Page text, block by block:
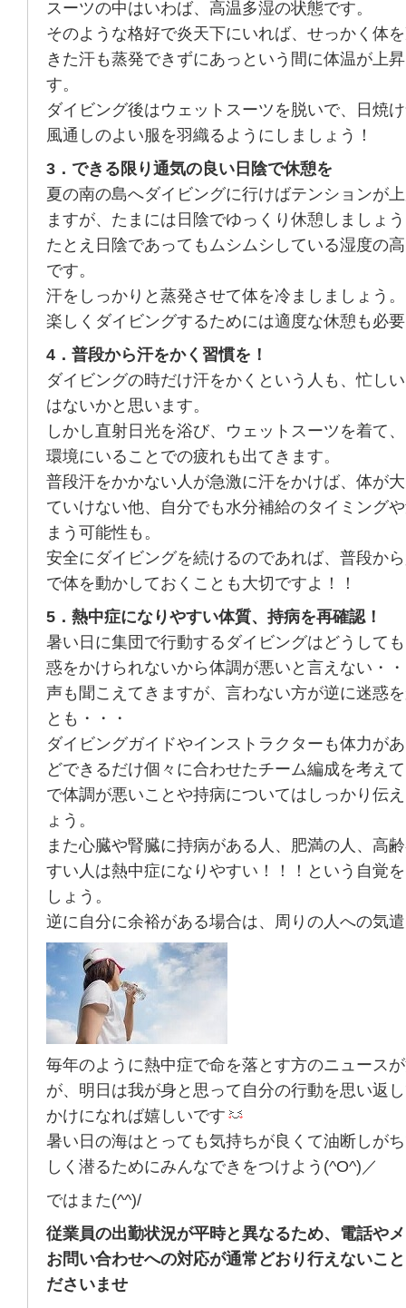
スーツの中はいわば、高温多湿の状態です。
そのような格好で炎天下にいれば、せっかく体
きた汗も蒸発できずにあっという間に体温が上
す。
ダイビング後はウェットスーツを脱いで、日焼
風通しのよい服を羽織るようにしましょう！
3．できる限り通気の良い日陰で休憩を
夏の南の島へダイビングに行けばテンションが
ますが、たまには日陰でゆっくり休憩しましょ
たとえ日陰であってもムシムシしている湿度の
です。
汗をしっかりと蒸発させて体を冷ましましょう。
楽しくダイビングするためには適度な休憩も必
4．普段から汗をかく習慣を！
ダイビングの時だけ汗をかくという人も、忙し
はないかと思います。
しかし直射日光を浴び、ウェットスーツを着て
環境にいることでの疲れも出てきます。
普段汗をかかない人が急激に汗をかけば、体が
ていけない他、自分でも水分補給のタイミング
まう可能性も。
安全にダイビングを続けるのであれば、普段か
で体を動かしておくことも大切ですよ！！
5．熱中症になりやすい体質、持病を再確認！
暑い日に集団で行動するダイビングはどうして
惑をかけられないから体調が悪いと言えない・
声も聞こえてきますが、言わない方が逆に迷惑
とも・・・
ダイビングガイドやインストラクターも体力が
どできるだけ個々に合わせたチーム編成を考え
で体調が悪いことや持病についてはしっかり伝
ょう。
また心臓や腎臓に持病がある人、肥満の人、高
すい人は熱中症になりやすい！！！という自覚
しょう。
逆に自分に余裕がある場合は、周りの人への気
毎年のように熱中症で命を落とす方のニュース
が、明日は我が身と思って自分の行動を思い返
かけになれば嬉しいです
暑い日の海はとっても気持ちが良くて油断しが
しく潜るためにみんなできをつけよう(^O^)／
ではまた(^^)/
従業員の出勤状況が平時と異なるため、電話や
お問い合わせへの対応が通常どおり行えないこ
ださいませ